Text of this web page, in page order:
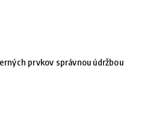
prvkov správnou údržbou